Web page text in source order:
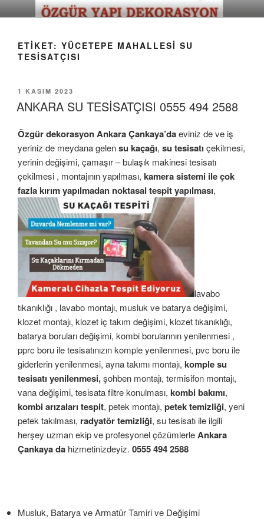
İçeriğe
geç
ETIKET: YÜCETEPE MAHALLESI SU
TESISATÇISI
YAYIM
TARIHI
1 KASIM 2023
ANKARA SU TESİSATÇISI 0555 494 2588
Özgür dekorasyonAnkara Çankaya’daeviniz de ve iş
yeriniz de meydana gelensu kaçağı, su tesisatı çekilmesi,
yerinin değişimi, çamaşır – bulaşık makinesi tesisatı
çekilmesi , montajının yapılması, kamera sistemi ile çok
fazla kırım yapılmadan noktasal tespit yapılması,
lavabo
tıkanıklığı , lavabo montajı, musluk ve batarya değişimi,
klozet montajı, klozet iç takım değişimi, klozet tıkanıklığı,
batarya boruları değişimi, kombi borularının yenilenmesi ,
pprc boru ile tesisatınızın komple yenilenmesi, pvc boru ile
giderlerin yenilenmesi, ayna takımı montajı, komple su
tesisatı yenilenmesi,şohben montajı, termisifon montajı,
vana değişimi, tesisata filtre konulması, kombi bakımı,
kombi arızaları tespit, petek montajı, petek temizliği, yeni
petek takılması, radyatör temizliği, su tesisatı ile ilgili
herşey uzman ekip ve profesyonel çözümlerleAnkara
Çankaya da hizmetinizdeyiz. 0555 494 2588
Musluk, Batarya ve Armatür Tamiri ve Değişimi